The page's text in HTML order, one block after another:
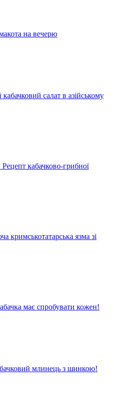
на вечерю
салат в азійському
кабачково-грибної
кримськотатарська язма зі
має спробувати кожен!
млинець з шинкою!